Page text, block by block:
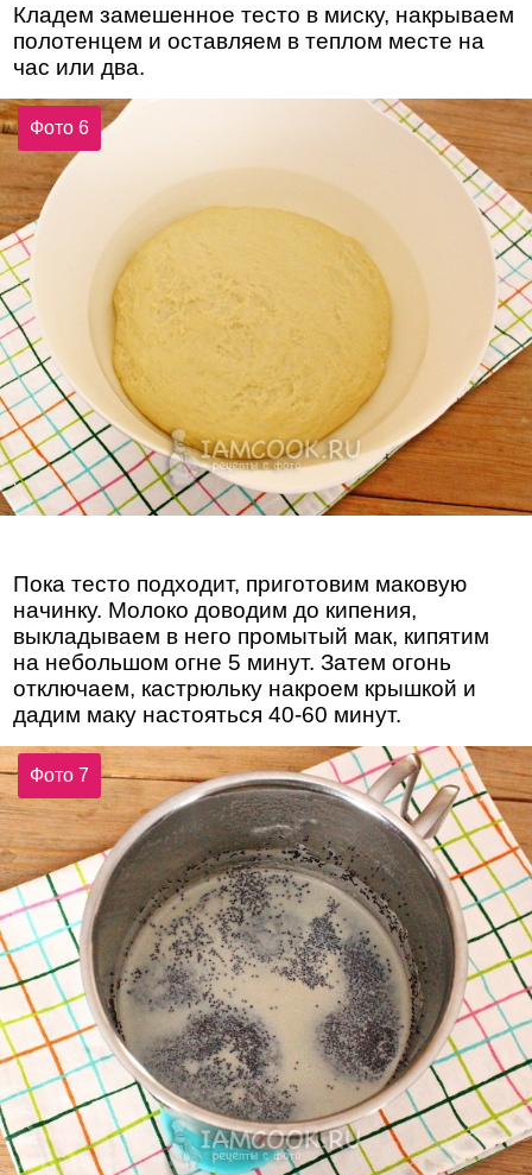
Кладем замешенное тесто в миску, накрываем
полотенцем и оставляем в теплом месте на
час или два.
Фото 6
Пока тесто подходит, приготовим маковую
начинку. Молоко доводим до кипения,
выкладываем в него промытый мак, кипятим
на небольшом огне 5 минут. Затем огонь
отключаем, кастрюльку накроем крышкой и
дадим маку настояться 40-60 минут.
Фото 7